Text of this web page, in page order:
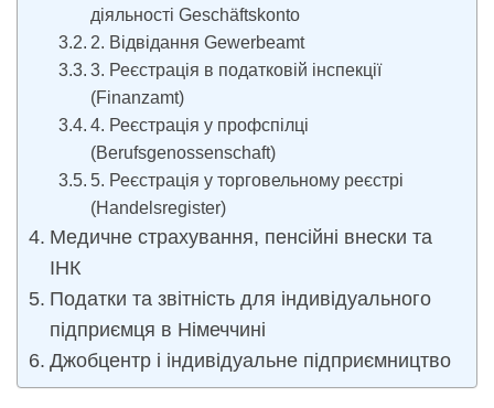
діяльності Geschäftskonto
2. Відвідання Gewerbeamt
3. Реєстрація в податковій інспекції
(Finanzamt)
4. Реєстрація у профспілці
(Berufsgenossenschaft)
5. Реєстрація у торговельному реєстрі
(Handelsregister)
Медичне страхування, пенсійні внески та
ІНК
Податки та звітність для індивідуального
підприємця в Німеччині
Джобцентр і індивідуальне підприємництво